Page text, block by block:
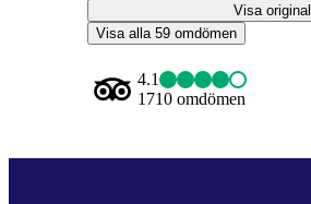
Visa original
Visa alla 59 omdömen
4.1
1710 omdömen